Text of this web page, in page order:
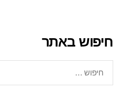
חיפוש באתר